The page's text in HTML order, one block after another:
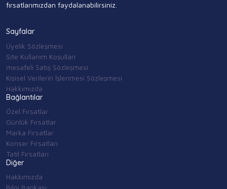
fırsatlarımızdan faydalanabilirsiniz.
Sayfalar
Üyelik Sözleşmesi
Site Kullanım Koşulları
mesafeli Satış Sözleşmesi
Kişisel Verilerin İşlenmesi Sözleşmesi
Hakkımızda
Bağlantılar
Özel Fırsatlar
Günlük Fırsatlar
Marka Fırsatlar
Konser Fırsatları
Tatil Fırsatları
Diğer
Hakkımızda